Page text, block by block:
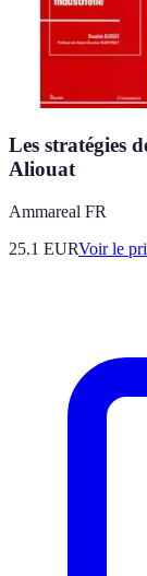
Les stratégies
Aliouat
Ammareal FR
25.1 EURVoir le